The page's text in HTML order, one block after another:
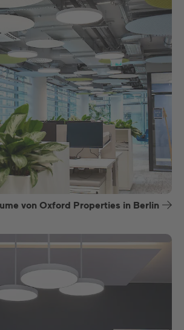
von Oxford Properties in Berlin